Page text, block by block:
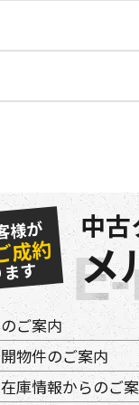
様が
成約
す
中
メ
ご案内
物件のご案内
庫情報からのご